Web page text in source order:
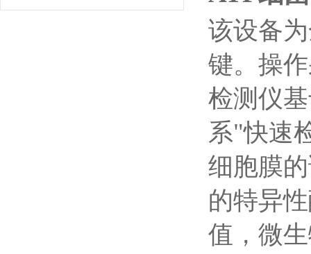
该设备
键。操
检测仪
系"快速
细胞膜
的特异
值，微